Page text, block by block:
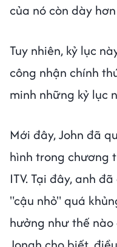
của nó còn dày
Tuy nhiên, kỷ lục
công nhận chính
minh những kỷ lục
Mới đây, John đã
hình trong chương
ITV. Tại đây, anh
"cậu nhỏ" quá
hưởng như thế nào